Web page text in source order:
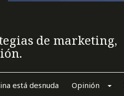
de marketing,
está desnuda Opinión